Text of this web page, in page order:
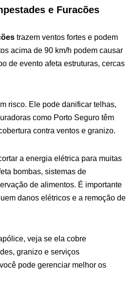
e Furacões
trazem ventos fortes e podem
acima de 90 km/h podem causar
de evento afeta estruturas, cercas
risco. Ele pode danificar telhas,
como Porto Seguro têm
contra ventos e granizo.
a energia elétrica para muitas
bombas, sistemas de
de alimentos. É importante
danos elétricos e a remoção de
veja se ela cobre
granizo e serviços
pode gerenciar melhor os